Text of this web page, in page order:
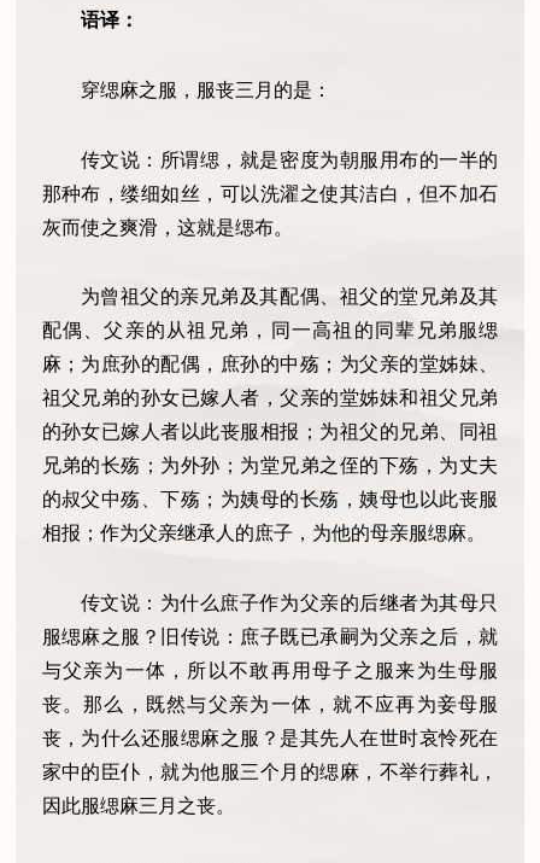
语译：
穿缌麻之服，服丧三月的是：
传文说：所谓缌，就是密度为朝服用布的一半的
那种布，缕细如丝，可以洗濯之使其洁白，但不加石
灰而使之爽滑，这就是缌布。
为曾祖父的亲兄弟及其配偶、祖父的堂兄弟及其
配偶、父亲的从祖兄弟，同一高祖的同辈兄弟服缌
麻；为庶孙的配偶，庶孙的中殇；为父亲的堂姊妹、
祖父兄弟的孙女已嫁人者，父亲的堂姊妹和祖父兄弟
的孙女已嫁人者以此丧服相报；为祖父的兄弟、同祖
兄弟的长殇；为外孙；为堂兄弟之侄的下殇，为丈夫
的叔父中殇、下殇；为姨母的长殇，姨母也以此丧服
相报；作为父亲继承人的庶子，为他的母亲服缌麻。
传文说：为什么庶子作为父亲的后继者为其母只
服缌麻之服？旧传说：庶子既已承嗣为父亲之后，就
与父亲为一体，所以不敢再用母子之服来为生母服
丧。那么，既然与父亲为一体，就不应再为妾母服
丧，为什么还服缌麻之服？是其先人在世时哀怜死在
家中的臣仆，就为他服三个月的缌麻，不举行葬礼，
因此服缌麻三月之丧。